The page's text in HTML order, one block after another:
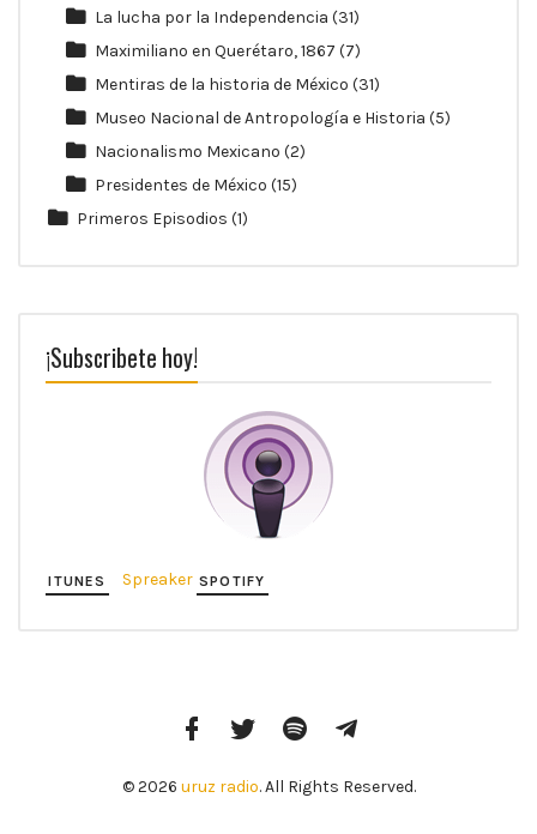
La lucha por la Independencia (31)
Maximiliano en Querétaro, 1867 (7)
Mentiras de la historia de México (31)
Museo Nacional de Antropología e Historia (5)
Nacionalismo Mexicano (2)
Presidentes de México (15)
Primeros Episodios (1)
¡Subscribete hoy!
ITUNES Spreaker SPOTIFY
Facebook
Profile
Twitter Spotify
© 2026 uruz radio. All Rights Reserved.